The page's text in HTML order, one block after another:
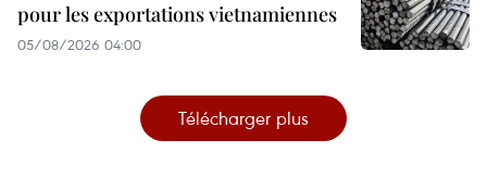
pour les exportations vietnamiennes
05/08/2026 04:00
Télécharger plus